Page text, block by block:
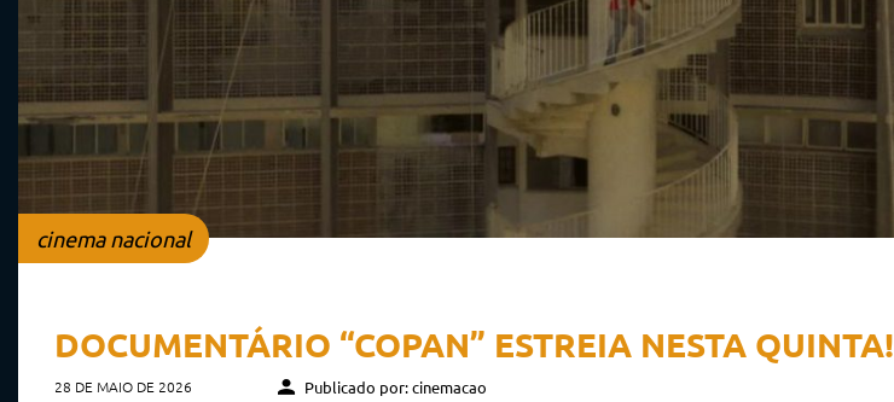
cinema nacional
DOCUMENTÁRIO “COPAN” ESTREIA NESTA QUINTA!
28 DE MAIO DE 2026 Publicado por: cinemacao